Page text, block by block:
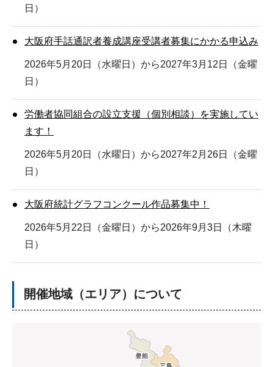
日）
大阪府手話通訳者養成講座受講者募集にかかる申込み
2026年5月20日（水曜日）から2027年3月12日（金曜
日）
労働者協同組合の設立支援（個別相談）を実施してい
ます！
2026年5月20日（水曜日）から2027年2月26日（金曜
日）
大阪府統計グラフコンクール作品募集中！
2026年5月22日（金曜日）から2026年9月3日（木曜
日）
開催地域（エリア）について